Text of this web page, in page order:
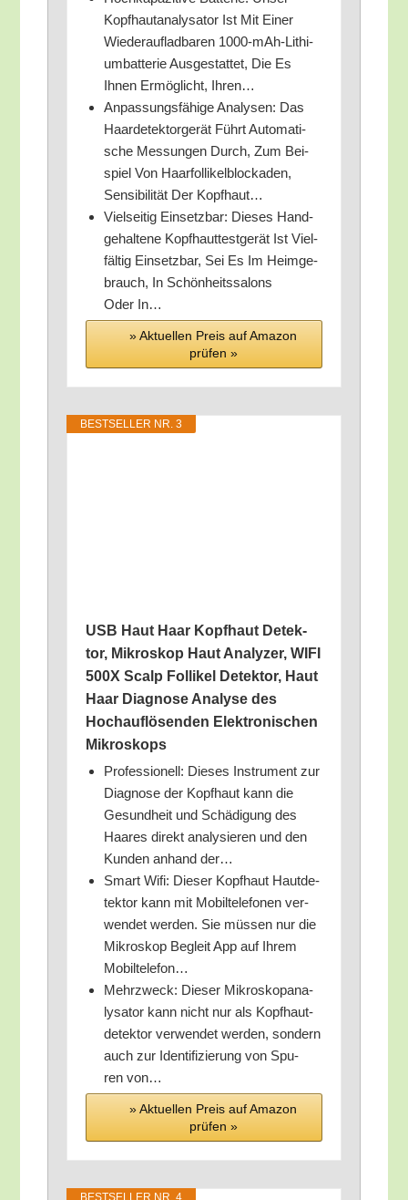
Kopf­haut­ana­ly­sa­tor Ist Mit Einer
Wie­der­auf­lad­ba­ren 1000-mAh-Lithi­
um­bat­te­rie Aus­ge­stat­tet, Die Es
Ihnen Ermög­licht, Ihren…
Anpas­sungs­fä­hi­ge Ana­ly­sen: Das
Haar­de­tek­tor­ge­rät Führt Auto­ma­ti­
sche Mes­sun­gen Durch, Zum Bei­
spiel Von Haar­fol­li­kel­blo­cka­den,
Sen­si­bi­li­tät Der Kopfhaut…
Viel­sei­tig Ein­setz­bar: Die­ses Hand­
ge­hal­te­ne Kopf­haut­test­ge­rät Ist Viel­
fäl­tig Ein­setz­bar, Sei Es Im Heim­ge­
brauch, In Schön­heits­sa­lons
Oder In…
» Aktu­el­len Preis auf Ama­zon
prü­fen »
BEST­SEL­LER NR. 3
USB Haut Haar Kopf­haut Detek­
tor, Mikro­skop Haut Ana­ly­zer, WIFI
500X Scalp Fol­li­kel Detek­tor, Haut
Haar Dia­gno­se Ana­ly­se des
Hoch­auf­lö­sen­den Elek­tro­ni­schen
Mikroskops
Pro­fes­sio­nell: Die­ses Instru­ment zur
Dia­gno­se der Kopf­haut kann die
Gesund­heit und Schä­di­gung des
Haa­res direkt ana­ly­sie­ren und den
Kun­den anhand der…
Smart Wifi: Die­ser Kopf­haut Haut­de­
tek­tor kann mit Mobil­te­le­fo­nen ver­
wen­det wer­den. Sie müs­sen nur die
Mikro­skop Begleit App auf Ihrem
Mobiltelefon…
Mehr­zweck: Die­ser Mikro­skop­ana­
ly­sa­tor kann nicht nur als Kopf­haut­
de­tek­tor ver­wen­det wer­den, son­dern
auch zur Iden­ti­fi­zie­rung von Spu­
ren von…
» Aktu­el­len Preis auf Ama­zon
prü­fen »
BEST­SEL­LER NR. 4